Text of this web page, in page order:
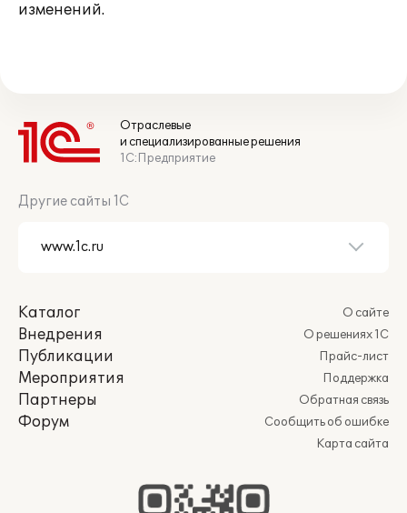
изменений.
Отраслевые
и специализированные решения
1С:Предприятие
Другие сайты 1С
Каталог
Внедрения
Публикации
Мероприятия
Партнеры
Форум
О сайте
О решениях 1С
Прайс-лист
Поддержка
Обратная связь
Сообщить об ошибке
Карта сайта